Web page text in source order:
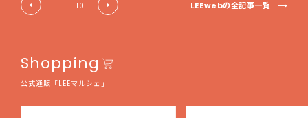
1 | 10 LEEwebの全記事一覧
Shopping
公式通販「LEEマルシェ」